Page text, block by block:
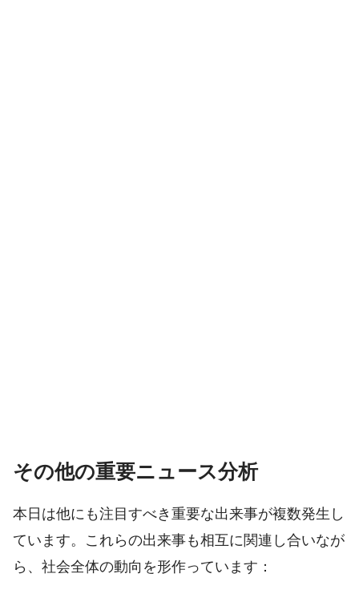
その他の重要ニュース分析
本日は他にも注目すべき重要な出来事が複数発生し
ています。これらの出来事も相互に関連し合いなが
ら、社会全体の動向を形作っています：